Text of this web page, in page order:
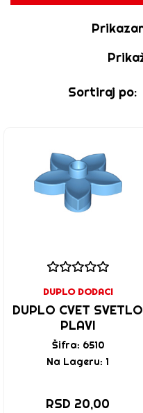
Sortiraj po:
DUPLO DODACI
DUPLO CVET SVETLO
PLAVI
Šifra: 6510
Na Lageru: 1
RSD 20,00